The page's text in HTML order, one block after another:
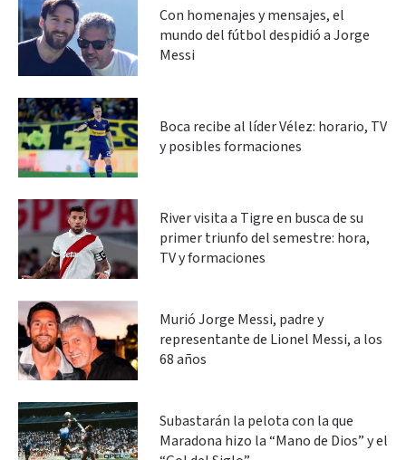
Con homenajes y mensajes, el
mundo del fútbol despidió a Jorge
Messi
Boca recibe al líder Vélez: horario, TV
y posibles formaciones
River visita a Tigre en busca de su
primer triunfo del semestre: hora,
TV y formaciones
Murió Jorge Messi, padre y
representante de Lionel Messi, a los
68 años
Subastarán la pelota con la que
Maradona hizo la “Mano de Dios” y el